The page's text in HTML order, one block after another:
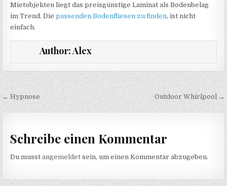
Mietobjekten liegt das preisgünstige Laminat als Bodenbelag
im Trend. Diepassenden Bodenfliesen zu finden, ist nicht
einfach.
Author:Alex
Beitragsnavigation
← Hypnose Outdoor Whirlpool →
Schreibe einen Kommentar
Du musstangemeldet sein, um einen Kommentar abzugeben.